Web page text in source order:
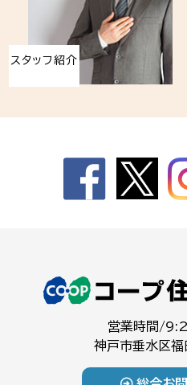
スタッフ紹介
営業時間/
神戸市垂水区